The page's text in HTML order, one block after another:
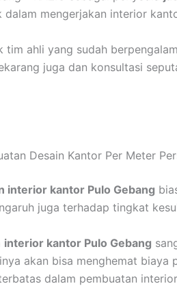
dalam mengerjakan interior
tim ahli yang sudah
juga dan konsultasi
Desain Kantor Per Meter
interior kantor Pulo Gebang
juga terhadap tingkat
interior kantor Pulo Gebang
akan bisa menghemat
dalam pembuatan